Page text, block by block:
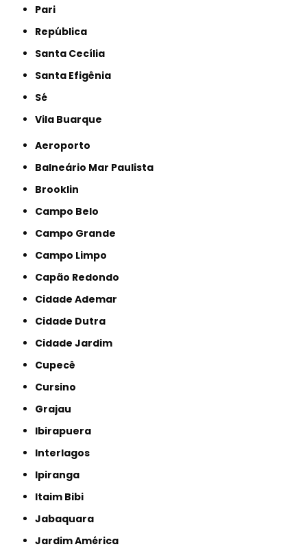
Pari
República
Santa Cecília
Santa Efigênia
Sé
Vila Buarque
Aeroporto
Balneário Mar Paulista
Brooklin
Campo Belo
Campo Grande
Campo Limpo
Capão Redondo
Cidade Ademar
Cidade Dutra
Cidade Jardim
Cupecê
Cursino
Grajau
Ibirapuera
Interlagos
Ipiranga
Itaim Bibi
Jabaquara
Jardim América